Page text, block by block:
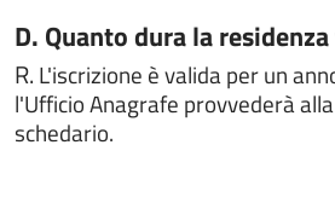
Denuncia di smarrimento
carta di circolazione o patente di
Depositare o ritirare le
trattamento (DAT)
Dichiarare l'avvenuta
Categoria:
D. Quanto dura la
R. L'iscrizione è valida per un
l'Ufficio Anagrafe provvederà
schedario.